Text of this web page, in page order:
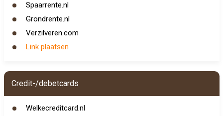
Spaarrente.nl
Grondrente.nl
Verzilveren.com
Link plaatsen
Credit-/debetcards
Welkecreditcard.nl